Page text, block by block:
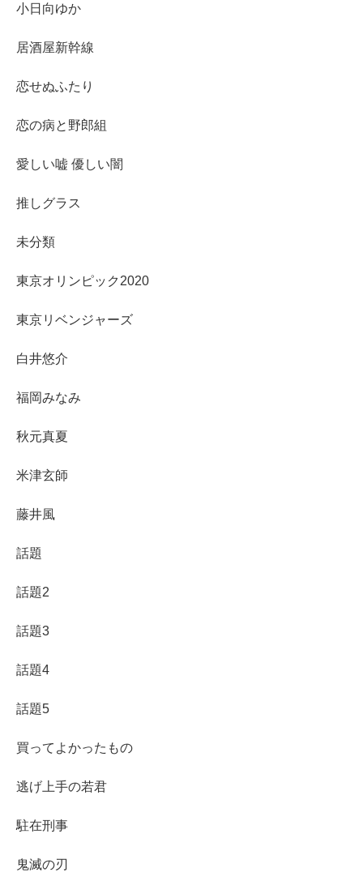
小日向ゆか
居酒屋新幹線
恋せぬふたり
恋の病と野郎組
愛しい嘘 優しい闇
推しグラス
未分類
東京オリンピック2020
東京リベンジャーズ
白井悠介
福岡みなみ
秋元真夏
米津玄師
藤井風
話題
話題2
話題3
話題4
話題5
買ってよかったもの
逃げ上手の若君
駐在刑事
鬼滅の刃